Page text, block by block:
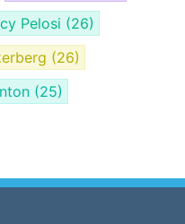
Pelosi (26)
(26)
(25)